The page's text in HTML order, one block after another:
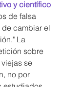
y científico
de falsa
cambiar el
La
sobre
se
no por